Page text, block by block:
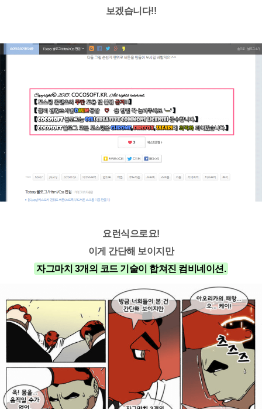
보겠습니다!!
요런식으로요!
이게 간단해 보이지만
자그마치 3개의 코드 기술이 합쳐진 컴비네이션.